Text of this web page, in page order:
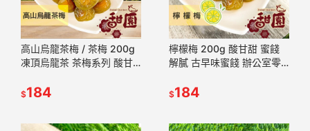
高山烏龍茶梅 / 茶梅 200g
凍頂烏龍茶 茶梅系列 酸甘
公室零食 蜜餞推薦【甜園】
$184
檸檬梅 200g 酸甘甜 蜜餞
解膩 古早味蜜餞 辦公室零
園】
$184